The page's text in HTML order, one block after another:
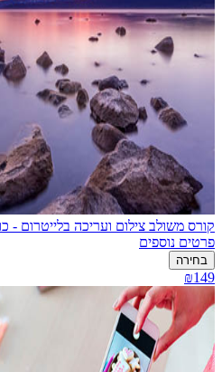
קורס משולב צילום ועריכה בלייטרום -
פרטים נוספים
בחירה
₪149